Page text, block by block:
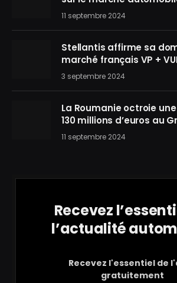
11 septembre 2024
Stellantis affirme sa
marché français VP +
3 septembre 2024
La Roumanie octroie
130 millions d’euros au
11 septembre 2024
Recevez
l’actualité
Recevez l'essentiel de
gratuitement